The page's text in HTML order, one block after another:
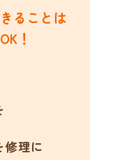
ることは
！
修理に